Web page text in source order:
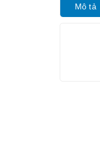
Mô tả